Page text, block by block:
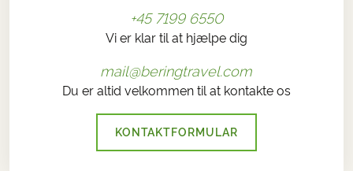
+45 7199 6550
Vi er klar til at hjælpe dig
mail@beringtravel.com
Du er altid velkommen til at kontakte os
KONTAKTFORMULAR